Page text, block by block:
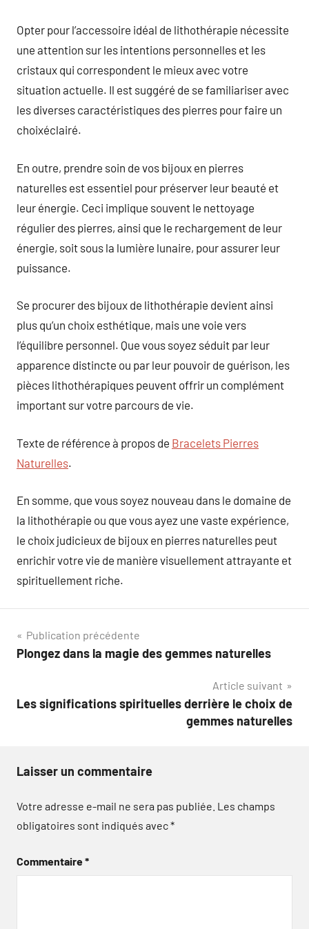
Opter pour l’accessoire idéal de lithothérapie nécessite
une attention sur les intentions personnelles et les
cristaux qui correspondent le mieux avec votre
situation actuelle. Il est suggéré de se familiariser avec
les diverses caractéristiques des pierres pour faire un
choixéclairé.
En outre, prendre soin de vos bijoux en pierres
naturelles est essentiel pour préserver leur beauté et
leur énergie. Ceci implique souvent le nettoyage
régulier des pierres, ainsi que le rechargement de leur
énergie, soit sous la lumière lunaire, pour assurer leur
puissance.
Se procurer des bijoux de lithothérapie devient ainsi
plus qu’un choix esthétique, mais une voie vers
l’équilibre personnel. Que vous soyez séduit par leur
apparence distincte ou par leur pouvoir de guérison, les
pièces lithothérapiques peuvent offrir un complément
important sur votre parcours de vie.
Texte de référence à propos de Bracelets Pierres
Naturelles.
En somme, que vous soyez nouveau dans le domaine de
la lithothérapie ou que vous ayez une vaste expérience,
le choix judicieux de bijoux en pierres naturelles peut
enrichir votre vie de manière visuellement attrayante et
spirituellement riche.
Navigation
de
Publication précédente
Plongez dans la magie des gemmes naturelles
Article suivant
Les significations spirituelles derrière le choix de
gemmes naturelles
Laisser un commentaire
Votre adresse e-mail ne sera pas publiée. Les champs
obligatoires sont indiqués avec*
Commentaire*